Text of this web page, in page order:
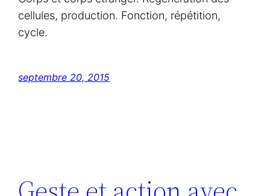
cellules, production. Fonction, répétition,
cycle.
septembre 20, 2015